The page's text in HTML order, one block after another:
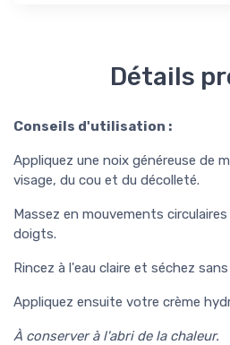
Détails
Conseils d'utilisation :
Appliquez une noix généreuse de
visage, du cou et du décolleté.
Massez en mouvements
doigts.
Rincez à l'eau claire et séchez
Appliquez ensuite votre crème
À conserver à l'abri de la chaleur.